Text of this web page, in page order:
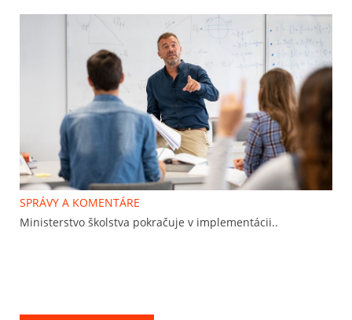
SPRÁVY A KOMENTÁRE
Ministerstvo školstva pokračuje v implementácii..